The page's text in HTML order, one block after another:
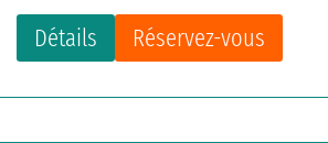
Détails Réservez-vous